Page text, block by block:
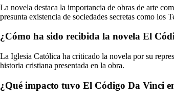
La novela destaca la importancia de obras de arte
presunta existencia de sociedades secretas como los
¿Cómo ha sido recibida la novela El
La Iglesia Católica ha criticado la novela por su
historia cristiana presentada en la obra.
¿Qué impacto tuvo El Código Da Vinci